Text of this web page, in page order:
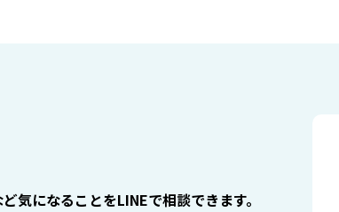
気になることをLINEで相談できます。